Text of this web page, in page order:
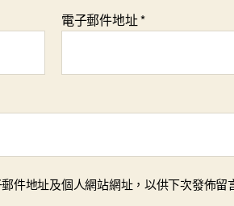
電子郵件地址*
件地址及個人網站網址，以供下次發佈留